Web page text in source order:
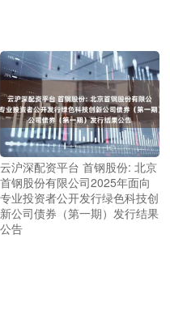
云沪深配资平台 首钢股份: 北京
首钢股份有限公司2025年面向
专业投资者公开发行绿色科技创
新公司债券（第一期）发行结果
公告